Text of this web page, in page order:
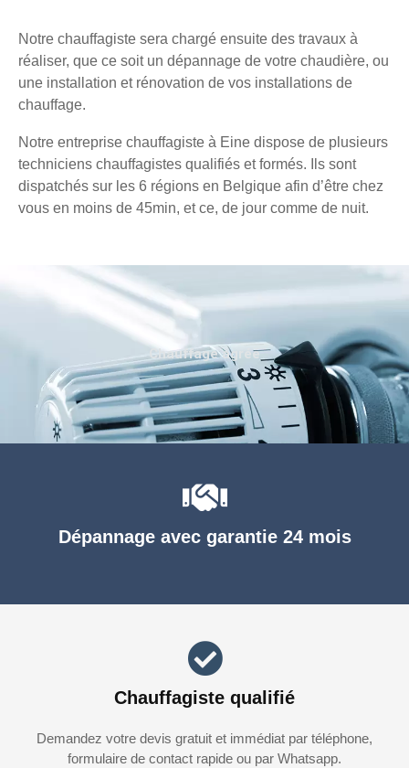
Notre chauffagiste sera chargé ensuite des travaux à
réaliser, que ce soit un dépannage de votre chaudière, ou
une installation et rénovation de vos installations de
chauffage.
Notre entreprise chauffagiste à Eine dispose de plusieurs
techniciens chauffagistes qualifiés et formés. Ils sont
dispatchés sur les 6 régions en Belgique afin d’être chez
vous en moins de 45min, et ce, de jour comme de nuit.
Dépannage avec garantie 24 mois
Chauffagiste qualifié
Demandez votre devis gratuit et immédiat par téléphone,
formulaire de contact rapide ou par Whatsapp.
Chauffage agréé